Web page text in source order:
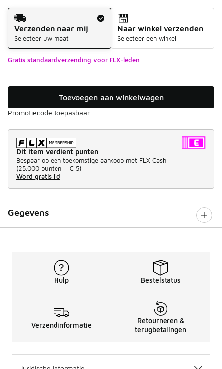
Verzendmethode
Verzenden naar mij
Selecteer uw maat
Naar winkel verzenden
Selecteer een winkel
Gratis standaardverzending voor FLX-leden
Toevoegen aan winkelwagen
Promotiecode toepasbaar
Dit item verdient punten
Bespaar op een toekomstige aankoop met FLX Cash.
(25.000 punten = € 5)
Word gratis lid
Gegevens
Hulp Bestelstatus
Verzendinformatie
Retourneren &
terugbetalingen